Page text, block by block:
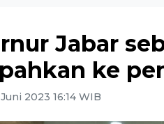
Jabar
ke
2023 16:14 WIB